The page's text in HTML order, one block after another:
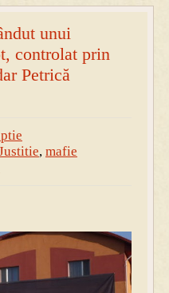
unui
controlat prin
Petrică
, mafie